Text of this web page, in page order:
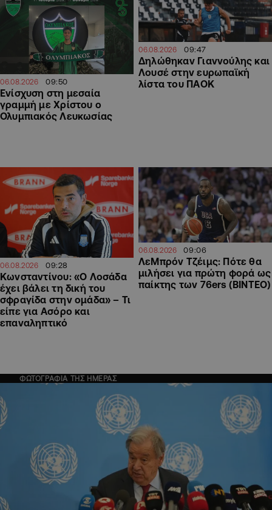
06.08.2026 09:50
Ενίσχυση στη μεσαία
γραμμή με Χρίστου ο
Ολυμπιακός Λευκωσίας
06.08.2026 09:47
Δηλώθηκαν Γιαννούλης και
Λουσέ στην ευρωπαϊκή
λίστα του ΠΑΟΚ
06.08.2026 09:28
Κωνσταντίνου: «Ο Λοσάδα
έχει βάλει τη δική του
σφραγίδα στην ομάδα» – Τι
είπε για Ασόρο και
επαναληπτικό
06.08.2026 09:06
ΛεΜπρόν Τζέιμς: Πότε θα
μιλήσει για πρώτη φορά ως
παίκτης των 76ers (ΒΙΝΤΕΟ)
ΦΩΤΟΓΡΑΦΙΑ ΤΗΣ ΗΜΕΡΑΣ